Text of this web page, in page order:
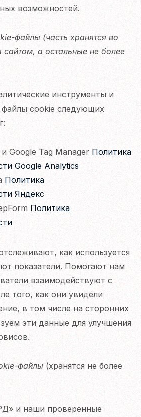
возможностей.
файлы (часть хранятся во
сайтом, а остальные не более
инструменты и
cookie следующих
Google Tag Manager Политика
Google Analytics
Политика
Яндекс
Политика
как используется
показатели. Помогают нам
взаимодействуют с
того, как они увидели
в том числе на сторонних
эти данные для улучшения
файлы (хранятся не более
и наши проверенные